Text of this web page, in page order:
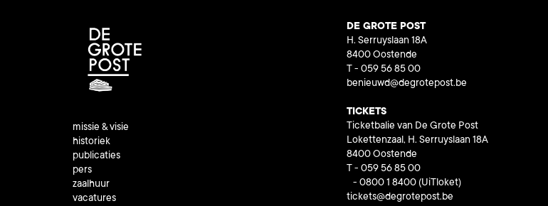
missie & visie
historiek
publicaties
pers
zaalhuur
vacatures
DE GROTE POST
H. Serruyslaan 18A
8400 Oostende
T - 059 56 85 00
benieuwd@degrotepost.be
TICKETS
Ticketbalie van De Grote Post
Lokettenzaal, H. Serruyslaan 18A
8400 Oostende
T - 059 56 85 00
- 0800 1 8400 (UiTloket)
tickets@degrotepost.be